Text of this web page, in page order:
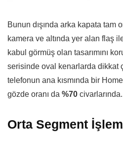
Bunun dışında arka kapata tam
kamera ve altında yer alan flaş
kabul görmüş olan tasarımını
serisinde oval kenarlarda dikkat
telefonun ana kısmında bir
gözde oranı da %70 civarlarında.
Orta Segment